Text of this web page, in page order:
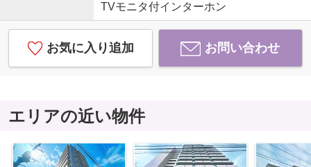
TVモニタ付インターホン
お気に入り追加 お問い合わせ
エリアの近い物件